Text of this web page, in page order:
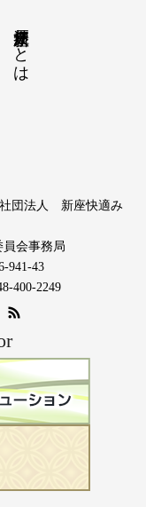
大江戸新座祭りとは
団法人 新座快適み
会事務局
941-43
400-2249